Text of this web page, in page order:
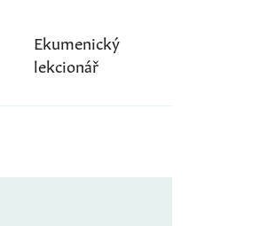
Ekumenický
lekcionář